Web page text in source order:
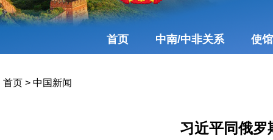
首页 中南/中非关系 使
首页 > 中国新闻
习近平同俄罗